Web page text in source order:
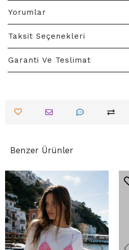
Yorumlar
Taksit Seçenekleri
Garanti Ve Teslimat
Benzer Ürünler